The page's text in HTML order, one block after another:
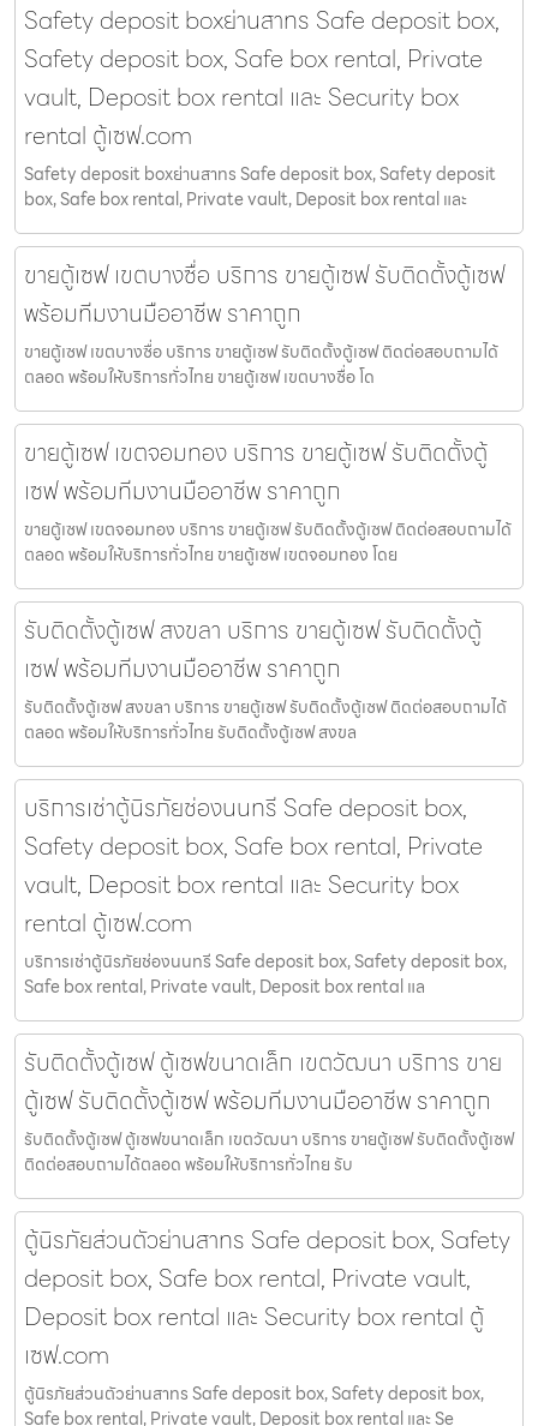
Safety deposit boxย่านสาทร Safe deposit box,
Safety deposit box, Safe box rental, Private
vault, Deposit box rental และ Security box
rental ตู้เซฟ.com
Safety deposit boxย่านสาทร Safe deposit box, Safety deposit
box, Safe box rental, Private vault, Deposit box rental และ
ขายตู้เซฟ เขตบางซื่อ บริการ ขายตู้เซฟ รับติดตั้งตู้เซฟ
พร้อมทีมงานมืออาชีพ ราคาถูก
ขายตู้เซฟ เขตบางซื่อ บริการ ขายตู้เซฟ รับติดตั้งตู้เซฟ ติดต่อสอบถามได้
ตลอด พร้อมให้บริการทั่วไทย ขายตู้เซฟ เขตบางซื่อ โด
ขายตู้เซฟ เขตจอมทอง บริการ ขายตู้เซฟ รับติดตั้งตู้
เซฟ พร้อมทีมงานมืออาชีพ ราคาถูก
ขายตู้เซฟ เขตจอมทอง บริการ ขายตู้เซฟ รับติดตั้งตู้เซฟ ติดต่อสอบถามได้
ตลอด พร้อมให้บริการทั่วไทย ขายตู้เซฟ เขตจอมทอง โดย
รับติดตั้งตู้เซฟ สงขลา บริการ ขายตู้เซฟ รับติดตั้งตู้
เซฟ พร้อมทีมงานมืออาชีพ ราคาถูก
รับติดตั้งตู้เซฟ สงขลา บริการ ขายตู้เซฟ รับติดตั้งตู้เซฟ ติดต่อสอบถามได้
ตลอด พร้อมให้บริการทั่วไทย รับติดตั้งตู้เซฟ สงขล
บริการเช่าตู้นิรภัยช่องนนทรี Safe deposit box,
Safety deposit box, Safe box rental, Private
vault, Deposit box rental และ Security box
rental ตู้เซฟ.com
บริการเช่าตู้นิรภัยช่องนนทรี Safe deposit box, Safety deposit box,
Safe box rental, Private vault, Deposit box rental แล
รับติดตั้งตู้เซฟ ตู้เซฟขนาดเล็ก เขตวัฒนา บริการ ขาย
ตู้เซฟ รับติดตั้งตู้เซฟ พร้อมทีมงานมืออาชีพ ราคาถูก
รับติดตั้งตู้เซฟ ตู้เซฟขนาดเล็ก เขตวัฒนา บริการ ขายตู้เซฟ รับติดตั้งตู้เซฟ
ติดต่อสอบถามได้ตลอด พร้อมให้บริการทั่วไทย รับ
ตู้นิรภัยส่วนตัวย่านสาทร Safe deposit box, Safety
deposit box, Safe box rental, Private vault,
Deposit box rental และ Security box rental ตู้
เซฟ.com
ตู้นิรภัยส่วนตัวย่านสาทร Safe deposit box, Safety deposit box,
Safe box rental, Private vault, Deposit box rental และ Se